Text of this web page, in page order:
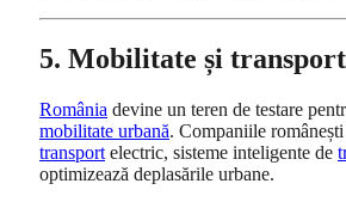
5. Mobilitate și
România devine un teren de testare
mobilitate urbană. Companiile
transport electric, sisteme inteligente de
optimizează deplasările urbane.